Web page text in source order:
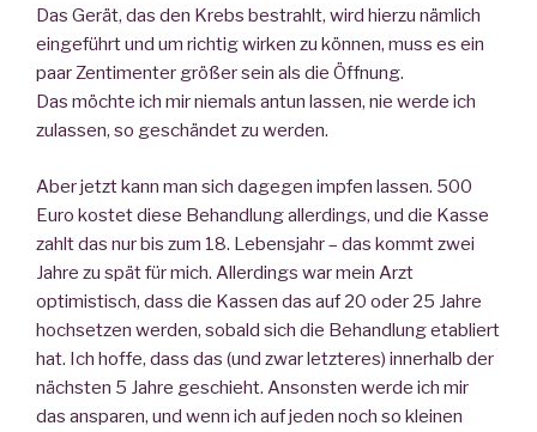
Das Gerät, das den Krebs bestrahlt, wird hierzu nämlich
eingeführt und um richtig wirken zu können, muss es ein
paar Zentimenter größer sein als die Öffnung.
Das möchte ich mir niemals antun lassen, nie werde ich
zulassen, so geschändet zu werden.
Aber jetzt kann man sich dagegen impfen lassen. 500
Euro kostet diese Behandlung allerdings, und die Kasse
zahlt das nur bis zum 18. Lebensjahr – das kommt zwei
Jahre zu spät für mich. Allerdings war mein Arzt
optimistisch, dass die Kassen das auf 20 oder 25 Jahre
hochsetzen werden, sobald sich die Behandlung etabliert
hat. Ich hoffe, dass das (und zwar letzteres) innerhalb der
nächsten 5 Jahre geschieht. Ansonsten werde ich mir
das ansparen, und wenn ich auf jeden noch so kleinen